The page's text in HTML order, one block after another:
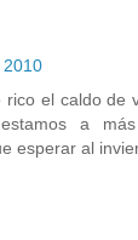
2010
rico el caldo de
a
esperar al